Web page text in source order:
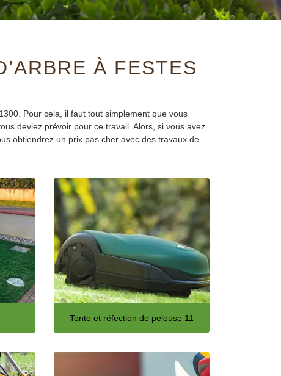
À FESTES
Pour cela, il faut tout simplement que vous
deviez prévoir pour ce travail. Alors, si vous avez
obtiendrez un prix pas cher avec des travaux de
Tonte et réfection de pelouse 11